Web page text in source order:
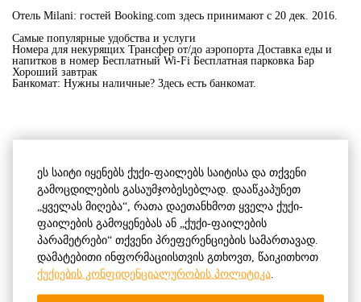
ეს საიტი იყენებს ქუქი-ფაილებს საიტისა და თქვენი
გამოცდილების გასაუმჯობესებლად. დააწკაპუნეთ
„ყველას მიღება“, რათა დაეთანხმოთ ყველა ქუქი-
ფაილების გამოყენებას ან „ქუქი-ფაილების
პარამეტრები“ თქვენი პრეფერენციების სამართავად.
დამატებითი ინფორმაციისთვის გთხოვთ, წაიკითხოთ
ქუქიების კონფიდენციალურობის პოლიტიკა
Отель Milani: гостей Booking.com здесь принимают с 20 дек. 2016.
Самые популярные удобства и услуги
Номера для некурящих Трансфер от/до аэропорта Доставка еды и
напитков в номер Бесплатный Wi-Fi Бесплатная парковка Бар
Хороший завтрак
Банкомат: Нужны наличные? Здесь есть банкомат.